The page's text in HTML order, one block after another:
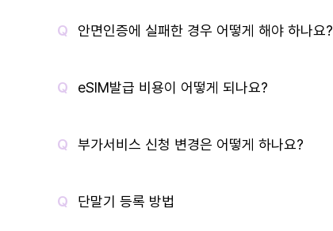
안면인증에 실패한 경우 어떻게 해야 하나요?
eSIM발급 비용이 어떻게 되나요?
부가서비스 신청 변경은 어떻게 하나요?
단말기 등록 방법